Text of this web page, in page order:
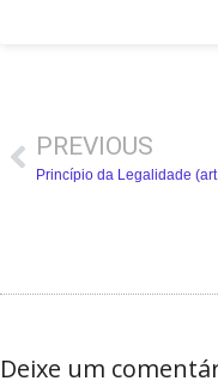
PREVIOUS
Deixe um